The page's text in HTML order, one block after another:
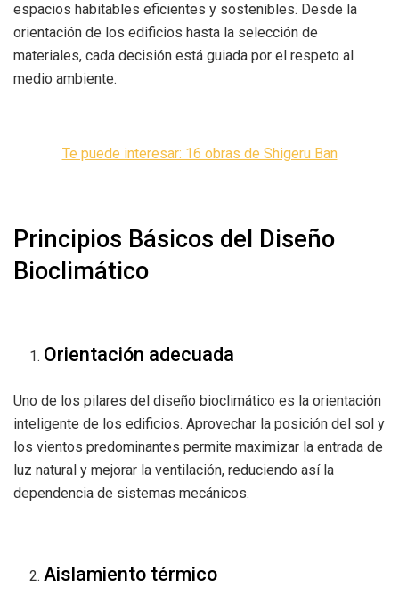
espacios habitables eficientes y sostenibles. Desde la
orientación de los edificios hasta la selección de
materiales, cada decisión está guiada por el respeto al
medio ambiente.
Te puede interesar: 16 obras de Shigeru Ban
Principios Básicos del Diseño
Bioclimático
Orientación adecuada
Uno de los pilares del diseño bioclimático es la orientación
inteligente de los edificios. Aprovechar la posición del sol y
los vientos predominantes permite maximizar la entrada de
luz natural y mejorar la ventilación, reduciendo así la
dependencia de sistemas mecánicos.
Aislamiento térmico